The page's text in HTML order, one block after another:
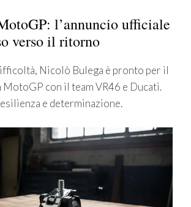
l’annuncio ufficiale
verso il ritorno
Nicolò Bulega è pronto per il
MotoGP con il team VR46 e Ducati.
e determinazione.